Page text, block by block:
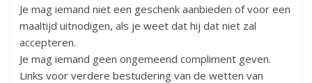
Je mag iemand niet een geschenk aanbieden of voor een
maaltijd uitnodigen, als je weet dat hij dat niet zal
accepteren.
Je mag iemand geen ongemeend compliment geven.
Links voor verdere bestudering van de wetten van